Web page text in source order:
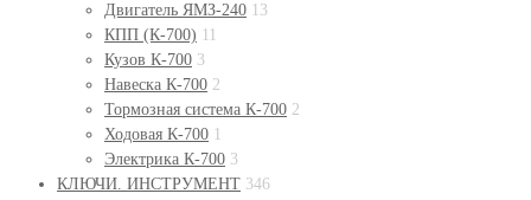
Двигатель ЯМЗ-240 13
КПП (К-700) 11
Кузов К-700 3
Навеска К-700 2
Тормозная система К-700 2
Ходовая К-700 1
Электрика К-700 3
КЛЮЧИ. ИНСТРУМЕНТ 346